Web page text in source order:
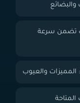
والبضائع
تضمن سرعة